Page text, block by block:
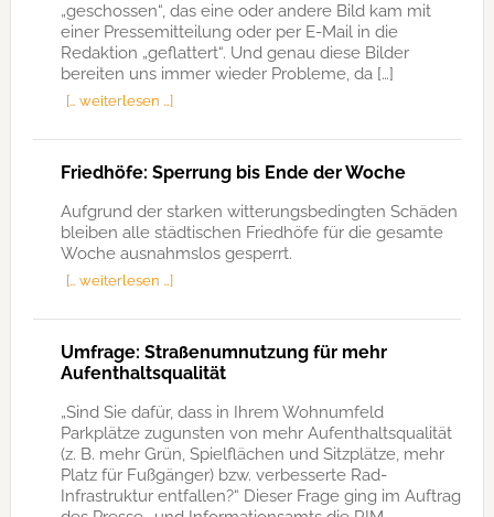
„geschossen“, das eine oder andere Bild kam mit
einer Pressemitteilung oder per E-Mail in die
Redaktion „geflattert“. Und genau diese Bilder
bereiten uns immer wieder Probleme, da […]
[… weiterlesen …]
Friedhöfe: Sperrung bis Ende der Woche
Aufgrund der starken witterungsbedingten Schäden
bleiben alle städtischen Friedhöfe für die gesamte
Woche ausnahmslos gesperrt.
[… weiterlesen …]
Umfrage: Straßenumnutzung für mehr
Aufenthaltsqualität
„Sind Sie dafür, dass in Ihrem Wohnumfeld
Parkplätze zugunsten von mehr Aufenthaltsqualität
(z. B. mehr Grün, Spielflächen und Sitzplätze, mehr
Platz für Fußgänger) bzw. verbesserte Rad-
Infrastruktur entfallen?“ Dieser Frage ging im Auftrag